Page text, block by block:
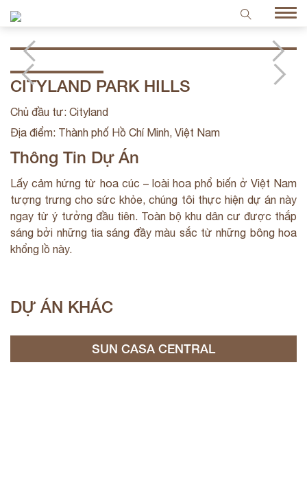
CITYLAND PARK HILLS
Chủ đầu tư: Cityland
Địa điểm: Thành phố Hồ Chí Minh, Việt Nam
Thông Tin Dự Án
Lấy cảm hứng từ hoa cúc – loài hoa phổ biến ở Việt Nam
tượng trưng cho sức khỏe, chúng tôi thực hiện dự án này
ngay từ ý tưởng đầu tiên. Toàn bộ khu dân cư được thắp
sáng bởi những tia sáng đầy màu sắc từ những bông hoa
khổng lồ này.
DỰ ÁN KHÁC
SUN CASA CENTRAL